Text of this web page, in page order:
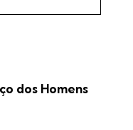
dos Homens